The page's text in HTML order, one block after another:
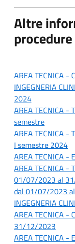
Altre
AREA TECNICA -
INGEGNERIA
2024
AREA TECNICA
semestre
AREA TECNICA -
I semestre 2024
AREA TECNICA -
AREA TECNICA
01/07/2023 al
dal 01/07/2023
INGEGNERIA
AREA TECNICA
31/12/2023
AREA TECNICA -